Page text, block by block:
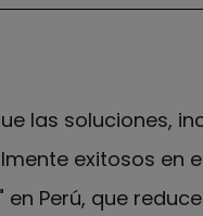
las soluciones,
exitosos en
en Perú, que